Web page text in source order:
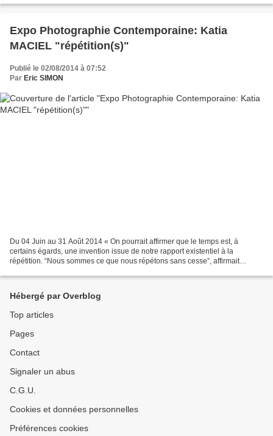
Expo Photographie Contemporaine: Katia
MACIEL "répétition(s)"
Publié le 02/08/2014 à 07:52
Par Eric SIMON
Du 04 Juin au 31 Août 2014 « On pourrait affirmer que le temps est, à
certains égards, une invention issue de notre rapport existentiel à la
répétition. “Nous sommes ce que nous répétons sans cesse”, affirmait
Hébergé par Overblog
Top articles
Pages
Contact
Signaler un abus
C.G.U.
Cookies et données personnelles
Préférences cookies